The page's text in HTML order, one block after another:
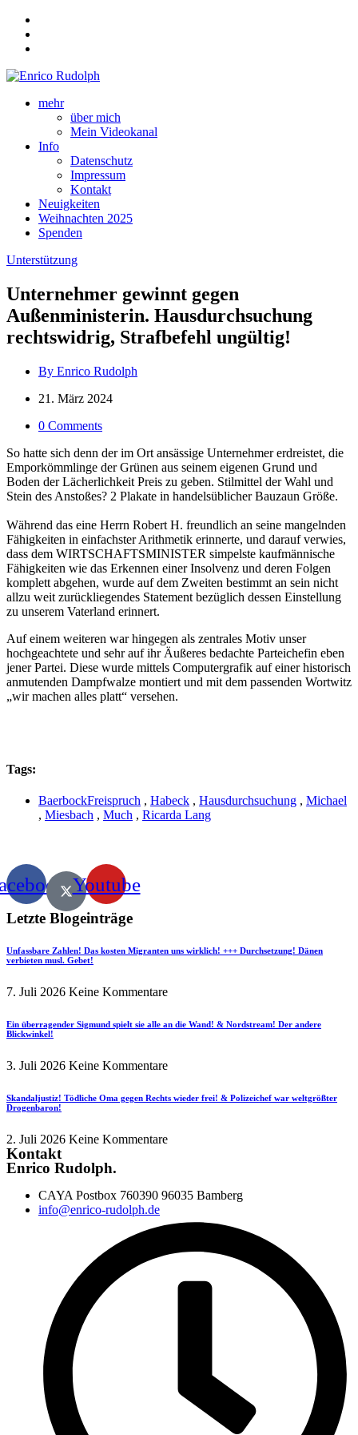
mehr
über mich
Mein Videokanal
Info
Datenschutz
Impressum
Kontakt
Neuigkeiten
Weihnachten 2025
Spenden
Unterstützung
Unternehmer gewinnt gegen
Außenministerin. Hausdurchsuchung
rechtswidrig, Strafbefehl ungültig!
By Enrico Rudolph
21. März 2024
0 Comments
So hatte sich denn der im Ort ansässige Unternehmer erdreistet, die
Emporkömmlinge der Grünen aus seinem eigenen Grund und
Boden der Lächerlichkeit Preis zu geben. Stilmittel der Wahl und
Stein des Anstoßes? 2 Plakate in handelsüblicher Bauzaun Größe.
Während das eine Herrn Robert H. freundlich an seine mangelnden
Fähigkeiten in einfachster Arithmetik erinnerte, und darauf verwies,
dass dem WIRTSCHAFTSMINISTER simpelste kaufmännische
Fähigkeiten wie das Erkennen einer Insolvenz und deren Folgen
komplett abgehen, wurde auf dem Zweiten bestimmt an sein nicht
allzu weit zurückliegendes Statement bezüglich dessen Einstellung
zu unserem Vaterland erinnert.
Auf einem weiteren war hingegen als zentrales Motiv unser
hochgeachtete und sehr auf ihr Äußeres bedachte Parteichefin eben
jener Partei. Diese wurde mittels Computergrafik auf einer historisch
anmutenden Dampfwalze montiert und mit dem passenden Wortwitz
„wir machen alles platt“ versehen.
Tags:
BaerbockFreispruch , Habeck , Hausdurchsuchung , Michael
, Miesbach , Much , Ricarda Lang
Youtube
Letzte Blogeinträge
Unfassbare Zahlen! Das kosten Migranten uns wirklich! +++ Durchsetzung! Dänen
verbieten musl. Gebet!
7. Juli 2026 Keine Kommentare
Ein überragender Sigmund spielt sie alle an die Wand! & Nordstream! Der andere
Blickwinkel!
3. Juli 2026 Keine Kommentare
Skandaljustiz! Tödliche Oma gegen Rechts wieder frei! & Polizeichef war weltgrößter
Drogenbaron!
2. Juli 2026 Keine Kommentare
Kontakt
Enrico Rudolph.
CAYA Postbox 760390 96035 Bamberg
info@enrico-rudolph.de